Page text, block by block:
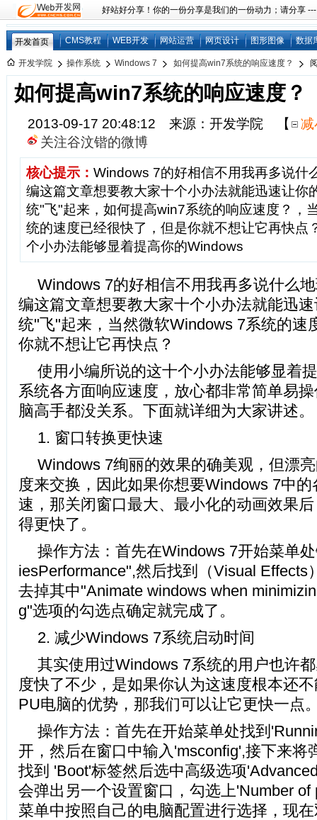
好站好分享！你的一份分享是我们的一份动力；请分享
开发首页 CMS教程 WEB开发 网站运营 网页设计 图形图像 数据
开发学院 操作系统 Windows 7 如何提高win7系统的响应速度？
如何提高win7系统的响应速度？
2013-09-17 20:48:12 来源：开发学院 【
减
关注谷汶锴的微博
核心提示： Windows 7的好相信不用我再多说什
编这篇文章想要教大家十个小办法就能迅速让你
统"飞"起来，如何提高win7系统的响应速度？，
统的速度已经很快了，但是你就不想让它再快点
个小办法能够显着提高你的Windows
Windows 7的好相信不用我再多说什么
编这篇文章想要教大家十个小办法就能迅
统"飞"起来，当然微软Windows 7系统的速
你就不想让它再快点？
使用小编所说的这十个小办法能够显着
系统各方面响应速度，放心都非常简单易
脑高手都没关系。下面就详细为大家讲
1. 窗口转换更快速
Windows 7绚丽的效果的确美观，但漂
度来交换，因此如果你想要Windows 7中
速，那关闭窗口最大、最小化的动画效果
得更快了。
操作方法：首先在Windows 7开始菜单
iesPerformance",然后找到（Visual Effects
去掉其中"Animate windows when
g"选项的勾选点确定就完成了。
2. 减少Windows 7系统启动时间
其实使用过Windows 7系统的用户也许
度快了不少，是如果你认为这速度根本还
PU电脑的优势，那我们可以让它更快
操作方法：首先在开始菜单处找到
开，然后在窗口中输入'msconfig',接下来将
找到 'Boot'标签然后选中高级选项
会弹出另一个设置窗口，勾选上'Number of
菜单中按照自己的电脑配置进行选择，现